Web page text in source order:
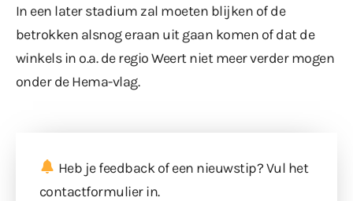
In een later stadium zal moeten blijken of de
betrokken alsnog eraan uit gaan komen of dat de
winkels in o.a. de regio Weert niet meer verder mogen
onder de Hema-vlag.
Heb je feedback of een nieuwstip? Vul het
contactformulierin.